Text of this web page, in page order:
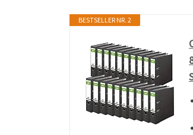
BESTSELLER NR. 2